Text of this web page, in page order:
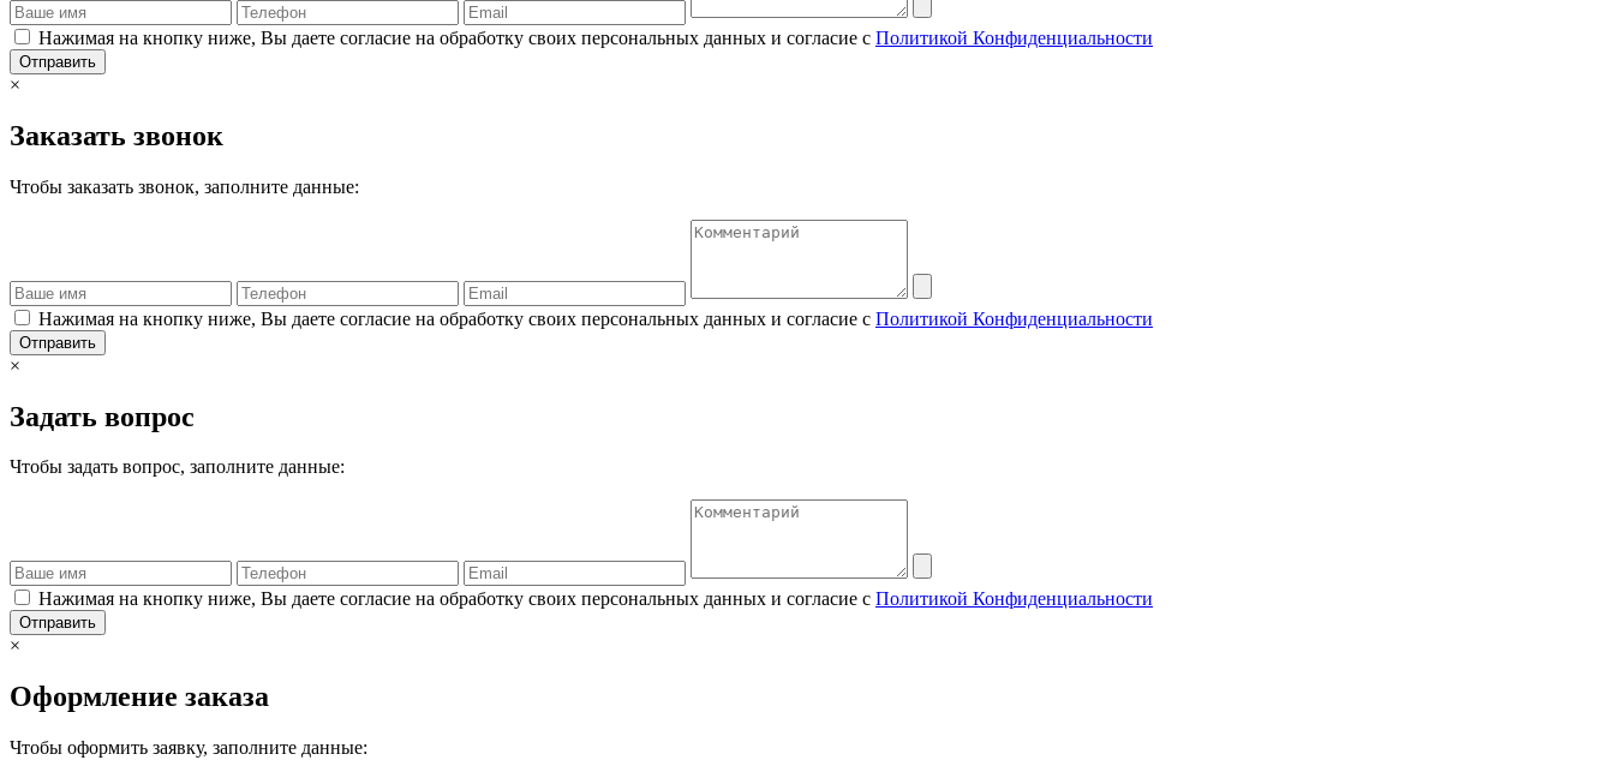
Нажимая на кнопку ниже, Вы даете согласие на обработку своих персональных данных и согласие с Политикой Конфиденциальности
Отправить
×
Заказать звонок
Чтобы заказать звонок, заполните данные:
Нажимая на кнопку ниже, Вы даете согласие на обработку своих персональных данных и согласие с Политикой Конфиденциальности
Отправить
×
Задать вопрос
Чтобы задать вопрос, заполните данные:
Нажимая на кнопку ниже, Вы даете согласие на обработку своих персональных данных и согласие с Политикой Конфиденциальности
Отправить
×
Оформление заказа
Чтобы оформить заявку, заполните данные: